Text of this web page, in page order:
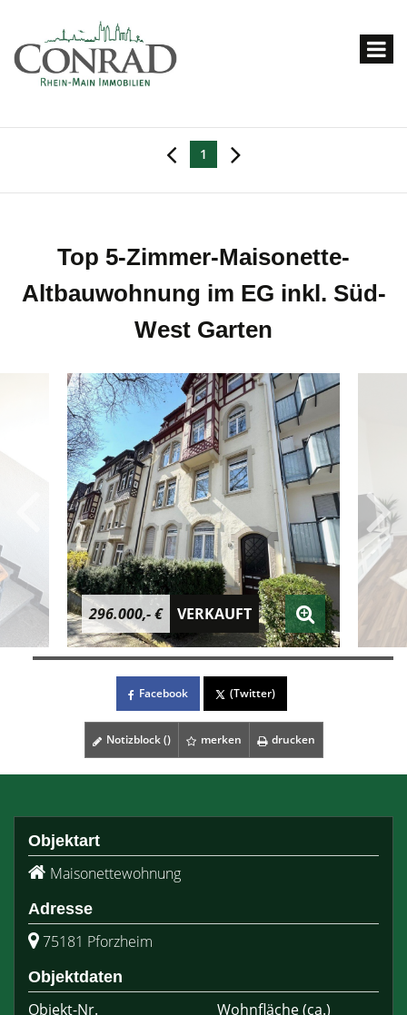
1
Top 5-Zimmer-Maisonette-
Altbauwohnung im EG inkl. Süd-
West Garten
296.000,- € VERKAUFT
Facebook (Twitter)
Notizblock () merken drucken
Objektart
Maisonettewohnung
Adresse
75181 Pforzheim
Objektdaten
Objekt-Nr.
Wohnfläche(ca.)